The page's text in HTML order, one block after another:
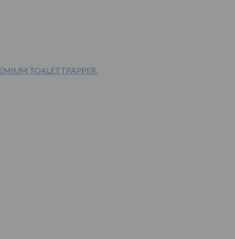
TOALETTPAPPER.